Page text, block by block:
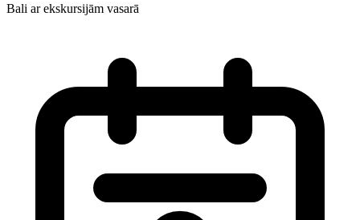
Bali ar ekskursijām vasarā